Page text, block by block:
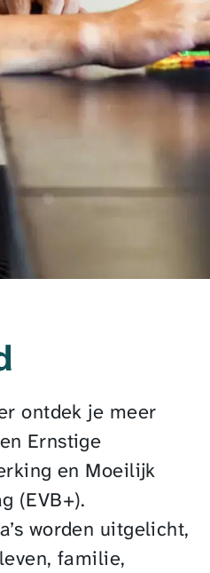
ontdek je meer
Ernstige
en Moeilijk
(EVB+).
worden uitgelicht,
familie,